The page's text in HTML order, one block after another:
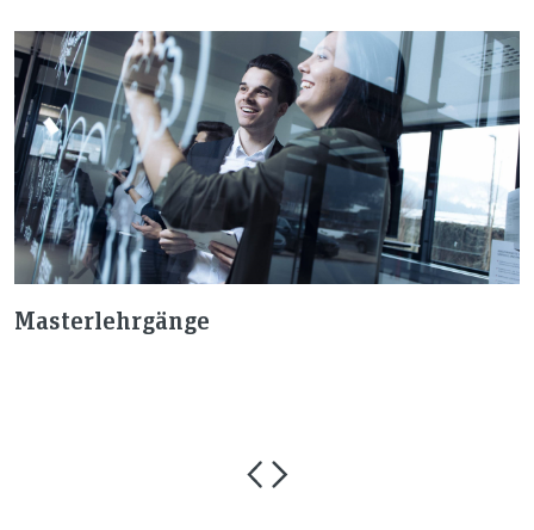
Masterlehrgänge